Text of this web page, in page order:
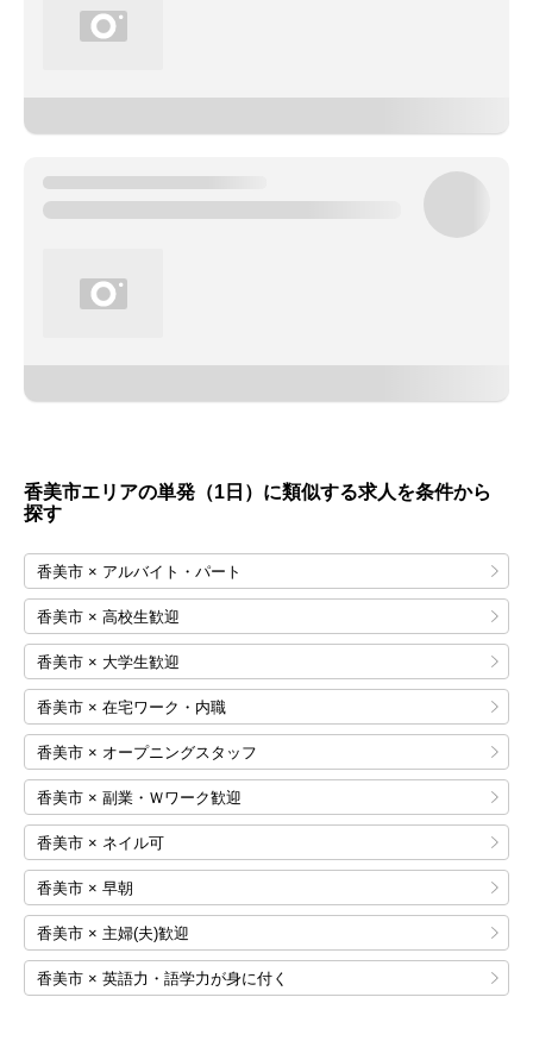
香美市エリアの単発（1日）に類似する求人を条件から
探す
香美市 × アルバイト・パート
香美市 × 高校生歓迎
香美市 × 大学生歓迎
香美市 × 在宅ワーク・内職
香美市 × オープニングスタッフ
香美市 × 副業・Ｗワーク歓迎
香美市 × ネイル可
香美市 × 早朝
香美市 × 主婦(夫)歓迎
香美市 × 英語力・語学力が身に付く